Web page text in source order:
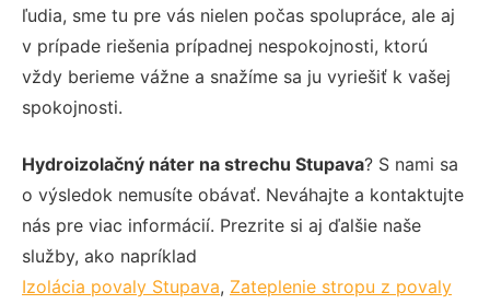
ľudia, sme tu pre vás nielen počas spolupráce, ale aj
v prípade riešenia prípadnej nespokojnosti, ktorú
vždy berieme vážne a snažíme sa ju vyriešiť k vašej
spokojnosti.
Hydroizolačný náter na strechu Stupava? S nami sa
o výsledok nemusíte obávať. Neváhajte a kontaktujte
nás pre viac informácií. Prezrite si aj ďalšie naše
služby, ako napríklad
Izolácia povaly Stupava, Zateplenie stropu z povaly